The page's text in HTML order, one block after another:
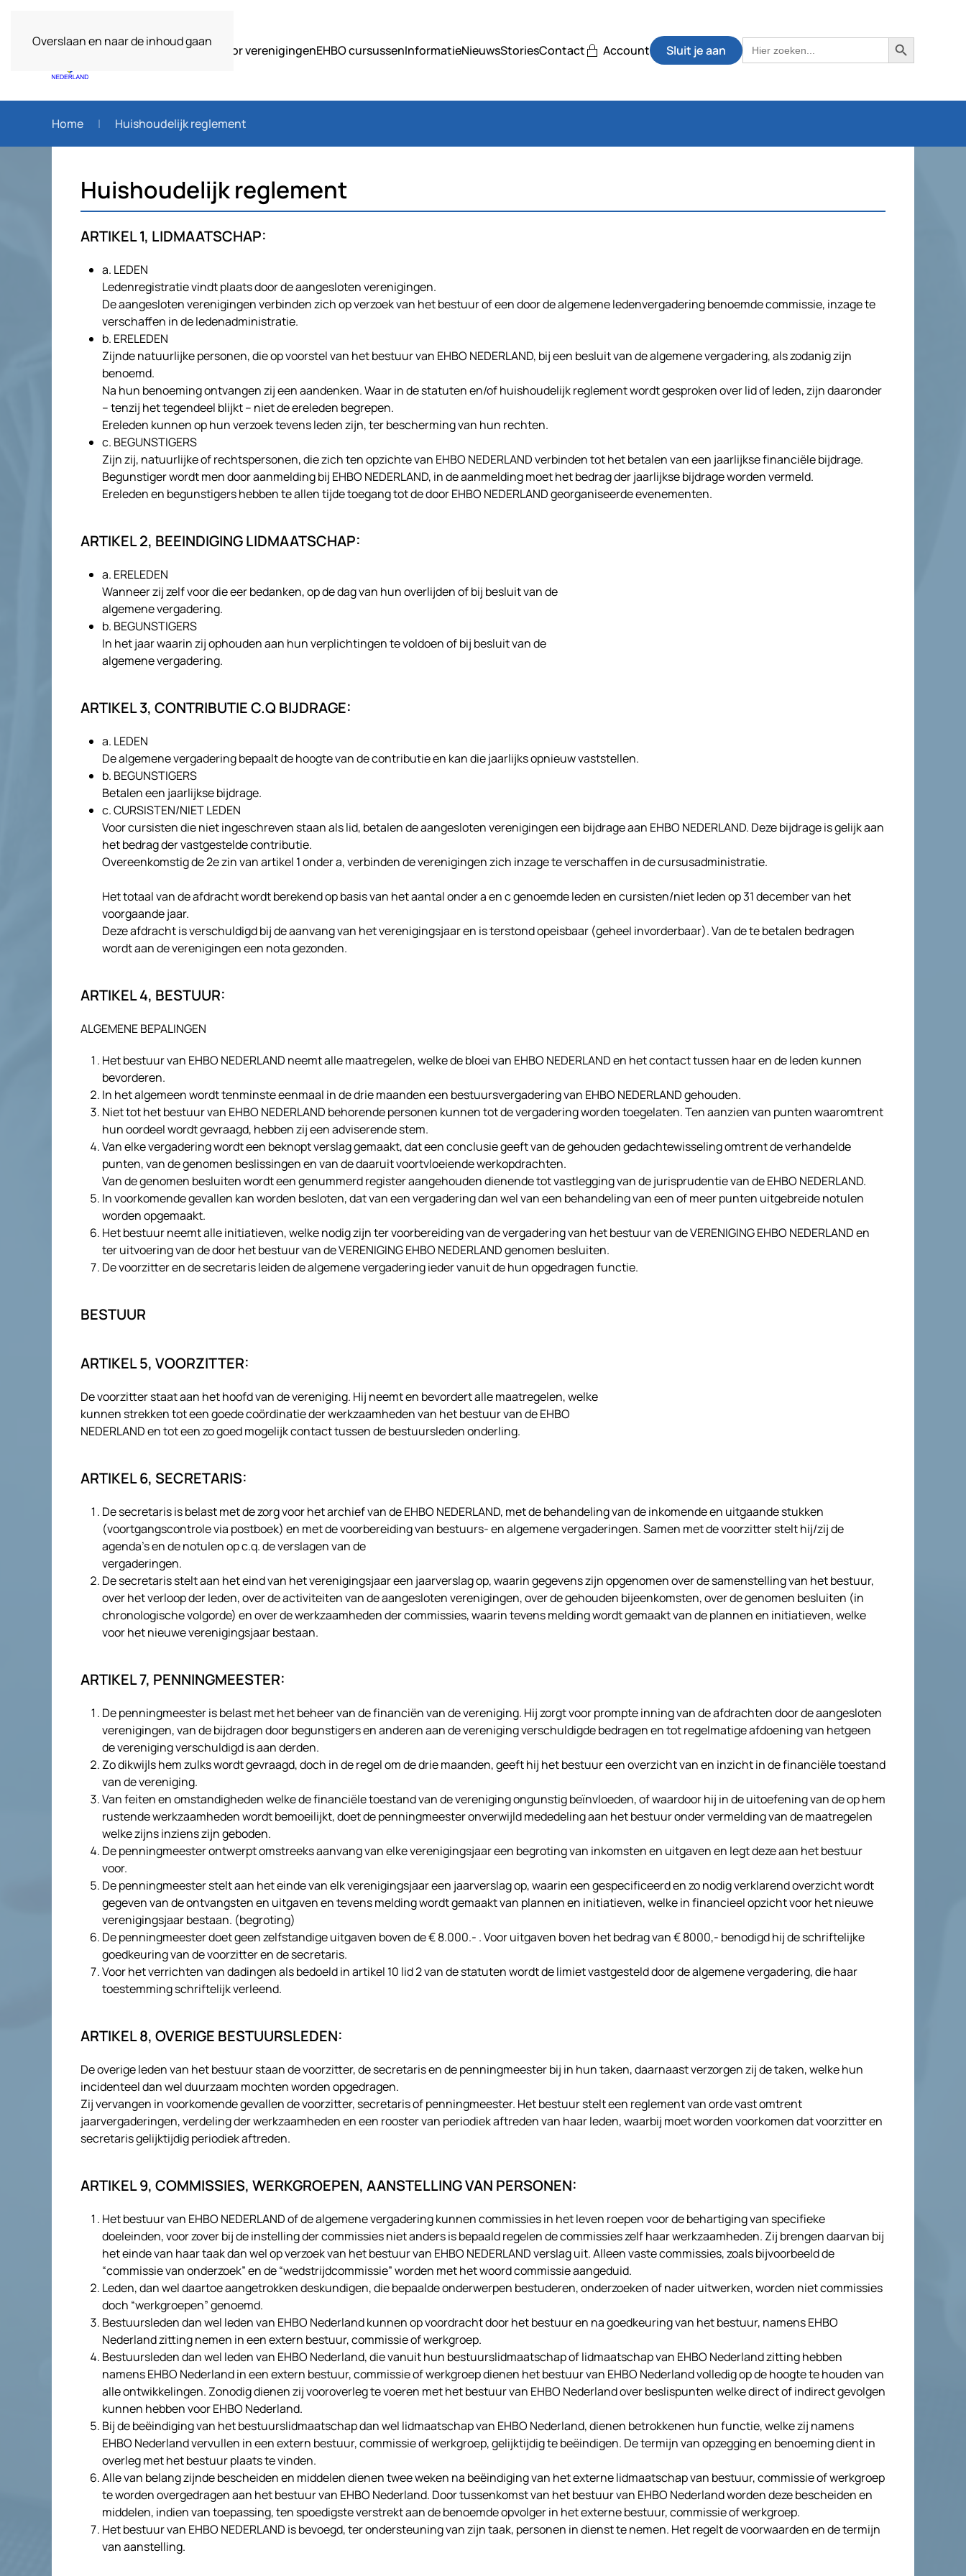
Overslaan en naar de inhoud gaan
Over ons Voor verenigingenEHBO cursussenInformatieNieuwsStoriesContact Account Sluit je aan Zoek
naar:
Zoekknop
Home Huishoudelijk reglement
Huishoudelijk reglement
ARTIKEL 1, LIDMAATSCHAP:
a. LEDEN
Ledenregistratie vindt plaats door de aangesloten verenigingen.
De aangesloten verenigingen verbinden zich op verzoek van het bestuur of een door de algemene ledenvergadering benoemde commissie, inzage te
verschaffen in de ledenadministratie.
b. ERELEDEN
Zijnde natuurlijke personen, die op voorstel van het bestuur van EHBO NEDERLAND, bij een besluit van de algemene vergadering, als zodanig zijn
benoemd.
Na hun benoeming ontvangen zij een aandenken. Waar in de statuten en/of huishoudelijk reglement wordt gesproken over lid of leden, zijn daaronder
– tenzij het tegendeel blijkt – niet de ereleden begrepen.
Ereleden kunnen op hun verzoek tevens leden zijn, ter bescherming van hun rechten.
c. BEGUNSTIGERS
Zijn zij, natuurlijke of rechtspersonen, die zich ten opzichte van EHBO NEDERLAND verbinden tot het betalen van een jaarlijkse financiële bijdrage.
Begunstiger wordt men door aanmelding bij EHBO NEDERLAND, in de aanmelding moet het bedrag der jaarlijkse bijdrage worden vermeld.
Ereleden en begunstigers hebben te allen tijde toegang tot de door EHBO NEDERLAND georganiseerde evenementen.
ARTIKEL 2, BEEINDIGING LIDMAATSCHAP:
a. ERELEDEN
Wanneer zij zelf voor die eer bedanken, op de dag van hun overlijden of bij besluit van de
algemene vergadering.
b. BEGUNSTIGERS
In het jaar waarin zij ophouden aan hun verplichtingen te voldoen of bij besluit van de
algemene vergadering.
ARTIKEL 3, CONTRIBUTIE C.Q BIJDRAGE:
a. LEDEN
De algemene vergadering bepaalt de hoogte van de contributie en kan die jaarlijks opnieuw vaststellen.
b. BEGUNSTIGERS
Betalen een jaarlijkse bijdrage.
c. CURSISTEN/NIET LEDEN
Voor cursisten die niet ingeschreven staan als lid, betalen de aangesloten verenigingen een bijdrage aan EHBO NEDERLAND. Deze bijdrage is gelijk aan
het bedrag der vastgestelde contributie.
Overeenkomstig de 2e zin van artikel 1 onder a, verbinden de verenigingen zich inzage te verschaffen in de cursusadministratie.
Het totaal van de afdracht wordt berekend op basis van het aantal onder a en c genoemde leden en cursisten/niet leden op 31 december van het
voorgaande jaar.
Deze afdracht is verschuldigd bij de aanvang van het verenigingsjaar en is terstond opeisbaar (geheel invorderbaar). Van de te betalen bedragen
wordt aan de verenigingen een nota gezonden.
ARTIKEL 4, BESTUUR:
ALGEMENE BEPALINGEN
Het bestuur van EHBO NEDERLAND neemt alle maatregelen, welke de bloei van EHBO NEDERLAND en het contact tussen haar en de leden kunnen
bevorderen.
In het algemeen wordt tenminste eenmaal in de drie maanden een bestuursvergadering van EHBO NEDERLAND gehouden.
Niet tot het bestuur van EHBO NEDERLAND behorende personen kunnen tot de vergadering worden toegelaten. Ten aanzien van punten waaromtrent
hun oordeel wordt gevraagd, hebben zij een adviserende stem.
Van elke vergadering wordt een beknopt verslag gemaakt, dat een conclusie geeft van de gehouden gedachtewisseling omtrent de verhandelde
punten, van de genomen beslissingen en van de daaruit voortvloeiende werkopdrachten.
Van de genomen besluiten wordt een genummerd register aangehouden dienende tot vastlegging van de jurisprudentie van de EHBO NEDERLAND.
In voorkomende gevallen kan worden besloten, dat van een vergadering dan wel van een behandeling van een of meer punten uitgebreide notulen
worden opgemaakt.
Het bestuur neemt alle initiatieven, welke nodig zijn ter voorbereiding van de vergadering van het bestuur van de VERENIGING EHBO NEDERLAND en
ter uitvoering van de door het bestuur van de VERENIGING EHBO NEDERLAND genomen besluiten.
De voorzitter en de secretaris leiden de algemene vergadering ieder vanuit de hun opgedragen functie.
BESTUUR
ARTIKEL 5, VOORZITTER:
De voorzitter staat aan het hoofd van de vereniging. Hij neemt en bevordert alle maatregelen, welke
kunnen strekken tot een goede coördinatie der werkzaamheden van het bestuur van de EHBO
NEDERLAND en tot een zo goed mogelijk contact tussen de bestuursleden onderling.
ARTIKEL 6, SECRETARIS:
De secretaris is belast met de zorg voor het archief van de EHBO NEDERLAND, met de behandeling van de inkomende en uitgaande stukken
(voortgangscontrole via postboek) en met de voorbereiding van bestuurs- en algemene vergaderingen. Samen met de voorzitter stelt hij/zij de
agenda’s en de notulen op c.q. de verslagen van de
vergaderingen.
De secretaris stelt aan het eind van het verenigingsjaar een jaarverslag op, waarin gegevens zijn opgenomen over de samenstelling van het bestuur,
over het verloop der leden, over de activiteiten van de aangesloten verenigingen, over de gehouden bijeenkomsten, over de genomen besluiten (in
chronologische volgorde) en over de werkzaamheden der commissies, waarin tevens melding wordt gemaakt van de plannen en initiatieven, welke
voor het nieuwe verenigingsjaar bestaan.
ARTIKEL 7, PENNINGMEESTER:
De penningmeester is belast met het beheer van de financiën van de vereniging. Hij zorgt voor prompte inning van de afdrachten door de aangesloten
verenigingen, van de bijdragen door begunstigers en anderen aan de vereniging verschuldigde bedragen en tot regelmatige afdoening van hetgeen
de vereniging verschuldigd is aan derden.
Zo dikwijls hem zulks wordt gevraagd, doch in de regel om de drie maanden, geeft hij het bestuur een overzicht van en inzicht in de financiële toestand
van de vereniging.
Van feiten en omstandigheden welke de financiële toestand van de vereniging ongunstig beïnvloeden, of waardoor hij in de uitoefening van de op hem
rustende werkzaamheden wordt bemoeilijkt, doet de penningmeester onverwijld mededeling aan het bestuur onder vermelding van de maatregelen
welke zijns inziens zijn geboden.
De penningmeester ontwerpt omstreeks aanvang van elke verenigingsjaar een begroting van inkomsten en uitgaven en legt deze aan het bestuur
voor.
De penningmeester stelt aan het einde van elk verenigingsjaar een jaarverslag op, waarin een gespecificeerd en zo nodig verklarend overzicht wordt
gegeven van de ontvangsten en uitgaven en tevens melding wordt gemaakt van plannen en initiatieven, welke in financieel opzicht voor het nieuwe
verenigingsjaar bestaan. (begroting)
De penningmeester doet geen zelfstandige uitgaven boven de € 8.000.- . Voor uitgaven boven het bedrag van € 8000,- benodigd hij de schriftelijke
goedkeuring van de voorzitter en de secretaris.
Voor het verrichten van dadingen als bedoeld in artikel 10 lid 2 van de statuten wordt de limiet vastgesteld door de algemene vergadering, die haar
toestemming schriftelijk verleend.
ARTIKEL 8, OVERIGE BESTUURSLEDEN:
De overige leden van het bestuur staan de voorzitter, de secretaris en de penningmeester bij in hun taken, daarnaast verzorgen zij de taken, welke hun
incidenteel dan wel duurzaam mochten worden opgedragen.
Zij vervangen in voorkomende gevallen de voorzitter, secretaris of penningmeester. Het bestuur stelt een reglement van orde vast omtrent
jaarvergaderingen, verdeling der werkzaamheden en een rooster van periodiek aftreden van haar leden, waarbij moet worden voorkomen dat voorzitter en
secretaris gelijktijdig periodiek aftreden.
ARTIKEL 9, COMMISSIES, WERKGROEPEN, AANSTELLING VAN PERSONEN:
Het bestuur van EHBO NEDERLAND of de algemene vergadering kunnen commissies in het leven roepen voor de behartiging van specifieke
doeleinden, voor zover bij de instelling der commissies niet anders is bepaald regelen de commissies zelf haar werkzaamheden. Zij brengen daarvan bij
het einde van haar taak dan wel op verzoek van het bestuur van EHBO NEDERLAND verslag uit. Alleen vaste commissies, zoals bijvoorbeeld de
“commissie van onderzoek” en de “wedstrijdcommissie” worden met het woord commissie aangeduid.
Leden, dan wel daartoe aangetrokken deskundigen, die bepaalde onderwerpen bestuderen, onderzoeken of nader uitwerken, worden niet commissies
doch “werkgroepen” genoemd.
Bestuursleden dan wel leden van EHBO Nederland kunnen op voordracht door het bestuur en na goedkeuring van het bestuur, namens EHBO
Nederland zitting nemen in een extern bestuur, commissie of werkgroep.
Bestuursleden dan wel leden van EHBO Nederland, die vanuit hun bestuurslidmaatschap of lidmaatschap van EHBO Nederland zitting hebben
namens EHBO Nederland in een extern bestuur, commissie of werkgroep dienen het bestuur van EHBO Nederland volledig op de hoogte te houden van
alle ontwikkelingen. Zonodig dienen zij vooroverleg te voeren met het bestuur van EHBO Nederland over beslispunten welke direct of indirect gevolgen
kunnen hebben voor EHBO Nederland.
Bij de beëindiging van het bestuurslidmaatschap dan wel lidmaatschap van EHBO Nederland, dienen betrokkenen hun functie, welke zij namens
EHBO Nederland vervullen in een extern bestuur, commissie of werkgroep, gelijktijdig te beëindigen. De termijn van opzegging en benoeming dient in
overleg met het bestuur plaats te vinden.
Alle van belang zijnde bescheiden en middelen dienen twee weken na beëindiging van het externe lidmaatschap van bestuur, commissie of werkgroep
te worden overgedragen aan het bestuur van EHBO Nederland. Door tussenkomst van het bestuur van EHBO Nederland worden deze bescheiden en
middelen, indien van toepassing, ten spoedigste verstrekt aan de benoemde opvolger in het externe bestuur, commissie of werkgroep.
Het bestuur van EHBO NEDERLAND is bevoegd, ter ondersteuning van zijn taak, personen in dienst te nemen. Het regelt de voorwaarden en de termijn
van aanstelling.